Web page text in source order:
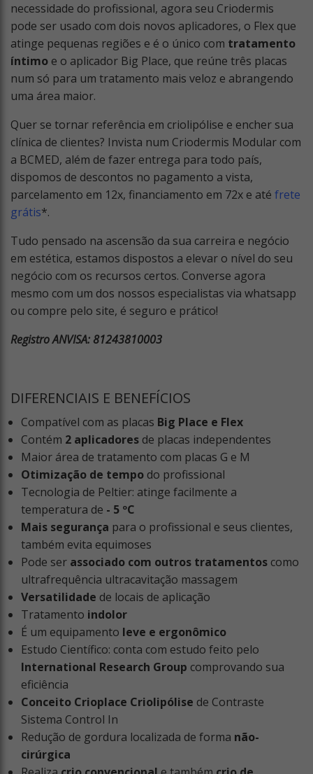
necessidade do profissional, agora seu Criodermis
pode ser usado com dois novos aplicadores, o Flex que
atinge pequenas regiões e é o único com tratamento
íntimo e o aplicador Big Place, que reúne três placas
num só para um tratamento mais veloz e abrangendo
uma área maior.
Quer se tornar referência em criolipólise e encher sua
clínica de clientes? Invista num Criodermis Modular com
a BCMED, além de fazer entrega para todo país,
dispomos de descontos no pagamento a vista,
parcelamento em 12x, financiamento em 72x e até frete
grátis*.
Tudo pensado na ascensão da sua carreira e negócio
em estética, estamos dispostos a elevar o nível do seu
negócio com os recursos certos. Converse agora
mesmo com um dos nossos especialistas via whatsapp
ou compre pelo site, é seguro e prático!
Registro ANVISA: 81243810003
DIFERENCIAIS E BENEFÍCIOS
Compatível com as placas Big Place e Flex
Contém 2 aplicadores de placas independentes
Maior área de tratamento com placas G e M
Otimização de tempo do profissional
Tecnologia de Peltier: atinge facilmente a
temperatura de - 5 ºC
Mais segurança para o profissional e seus clientes,
também evita equimoses
Pode ser associado com outros tratamentos como
ultrafrequência ultracavitação massagem
Versatilidade de locais de aplicação
Tratamento indolor
É um equipamento leve e ergonômico
Estudo Científico: conta com estudo feito pelo
International Research Group comprovando sua
eficiência
Conceito Crioplace Criolipólise de Contraste
Sistema Control In
Redução de gordura localizada de forma não-
cirúrgica